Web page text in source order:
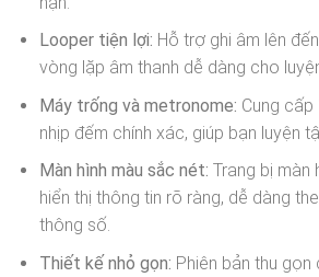
Looper tiện lợi: Hỗ trợ ghi âm lên
vòng lặp âm thanh dễ dàng cho
Máy trống và metronome: Cung
nhịp đếm chính xác, giúp bạn luyện
Màn hình màu sắc nét: Trang bị màn
hiển thị thông tin rõ ràng, dễ dàng
thông số.
Thiết kế nhỏ gọn: Phiên bản thu gọn